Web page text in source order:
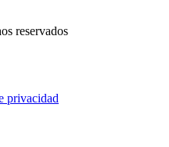
reservados
privacidad